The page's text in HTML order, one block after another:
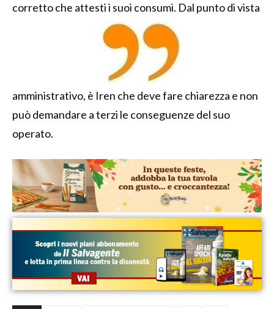
corretto che attesti i suoi consumi. Dal punto di vista
amministrativo, è Iren che deve fare chiarezza e non
può demandare a terzi le conseguenze del suo
operato.